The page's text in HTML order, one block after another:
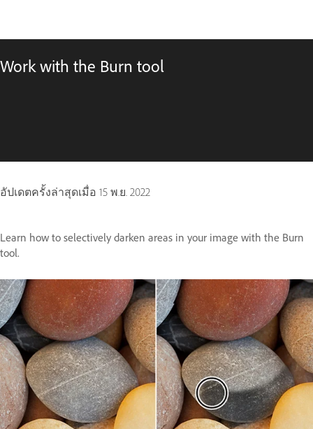
Work with the Burn tool
อัปเดตครั้งล่าสุดเมื่อ 15 พ.ย. 2022
Learn how to selectively darken areas in your image with the Burn
tool.